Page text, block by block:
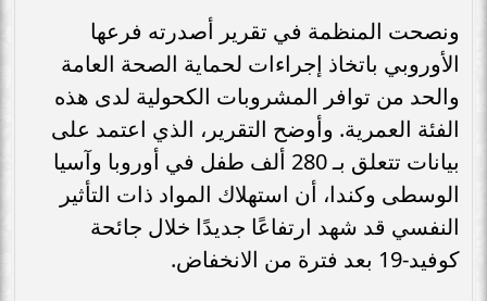
ونصحت المنظمة في تقرير أصدرته فرعها
الأوروبي باتخاذ إجراءات لحماية الصحة العامة
والحد من توافر المشروبات الكحولية لدى هذه
الفئة العمرية. وأوضح التقرير، الذي اعتمد على
بيانات تتعلق بـ 280 ألف طفل في أوروبا وآسيا
الوسطى وكندا، أن استهلاك المواد ذات التأثير
النفسي قد شهد ارتفاعًا جديدًا خلال جائحة
كوفيد-19 بعد فترة من الانخفاض.